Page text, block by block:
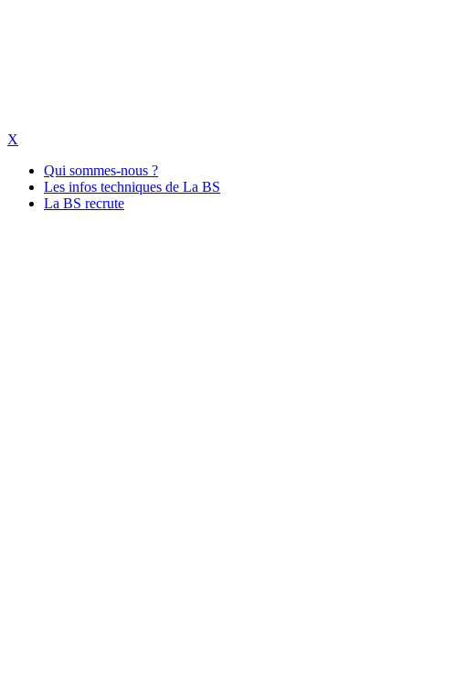
X
Qui sommes-nous ?
Les infos techniques de La BS
La BS recrute